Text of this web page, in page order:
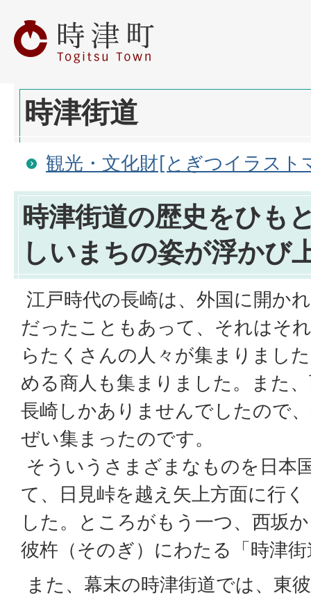
時津街道
観光・文化財[とぎつイラスト
時津街道の歴史をひも
しいまちの姿が浮かび
江戸時代の長崎は、外国に開か
だったこともあって、それはそ
らたくさんの人々が集まりまし
める商人も集まりました。また
長崎しかありませんでしたので
ぜい集まったのです。
そういうさまざまなものを日本
て、日見峠を越え矢上方面に行
した。ところがもう一つ、西坂
彼杵（そのぎ）にわたる「時津
また、幕末の時津街道では、東